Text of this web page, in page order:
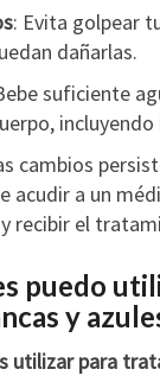
: Evita golpear
dañarlas.
suficiente
incluyendo
cambios
acudir a un
recibir el
puedo
y
utilizar para